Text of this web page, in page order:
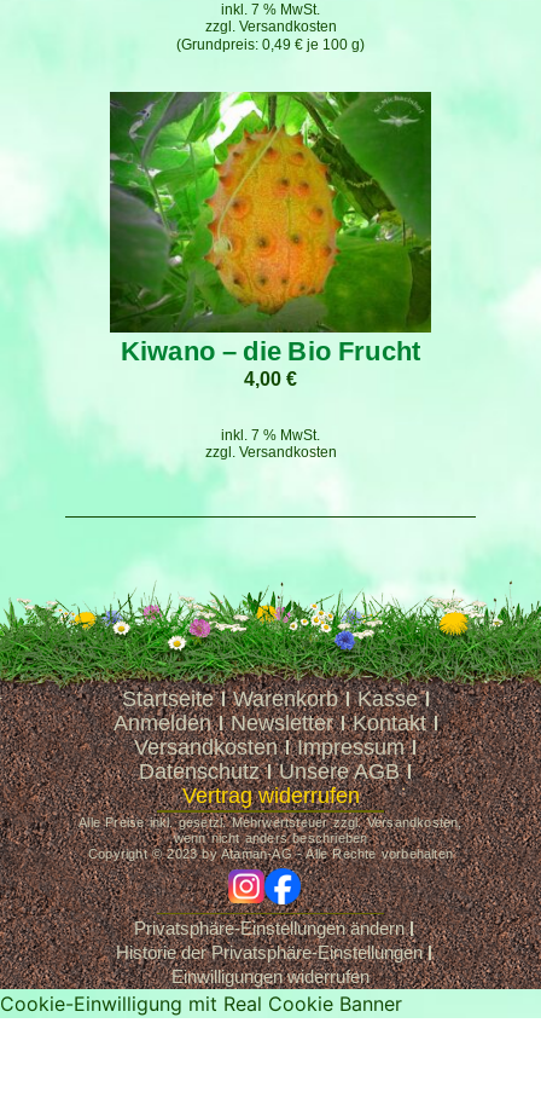
0,49 € je 100 g
inkl. 7 % MwSt.
zzgl. Versandkosten
Kiwano – die Bio Frucht
4,00 €
inkl. 7 % MwSt.
zzgl. Versandkosten
Startseite Warenkorb
Kasse
Anmelden
Newsletter
Kontakt
Versandkosten
Impressum
Datenschutz
Unsere AGB
Vertrag widerrufen
Alle Preise inkl. gesetzl. Mehrwertsteuer zzgl. Versandkosten,
wenn nicht anders beschrieben
Copyright © 2023 by Ataman-AG - Alle Rechte vorbehalten
igfb
Privatsphäre-Einstellungen ändern
Historie der Privatsphäre-Einstellungen
Einwilligungen widerrufen
Cookie-Einwilligung mit Real Cookie Banner